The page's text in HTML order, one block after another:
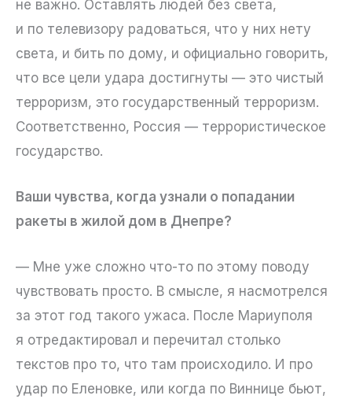
не важно. Оставлять людей без света,
и по телевизору радоваться, что у них нету
света, и бить по дому, и официально говорить,
что все цели удара достигнуты — это чистый
терроризм, это государственный терроризм.
Соответственно, Россия — террористическое
государство.
Ваши чувства, когда узнали о попадании
ракеты в жилой дом в Днепре?
— Мне уже сложно что-то по этому поводу
чувствовать просто. В смысле, я насмотрелся
за этот год такого ужаса. После Мариуполя
я отредактировал и перечитал столько
текстов про то, что там происходило. И про
удар по Еленовке, или когда по Виннице бьют,